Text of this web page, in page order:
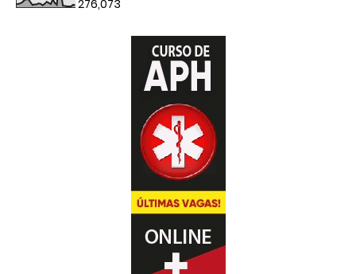
276,073